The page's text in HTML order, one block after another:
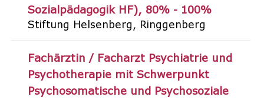
Sozialpädagogik HF)
80% - 100%
Stiftung Helsenberg Ringgenberg
Fachärztin / Facharzt Psychiatrie und
Psychotherapie mit Schwerpunkt
Psychosomatische und Psychosoziale